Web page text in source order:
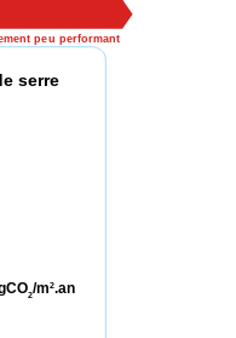
peu performant
serre
2/m2.an